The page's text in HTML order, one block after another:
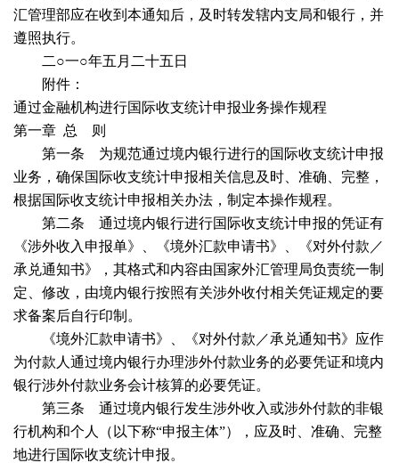
汇管理部应在收到本通知后，及时转发辖内支局和银行，并
遵照执行。
二○一○年五月二十五日
附件：
通过金融机构进行国际收支统计申报业务操作规程
第一章 总
则
第一条 为规范通过境内银行进行的国际收支统计申报
业务，确保国际收支统计申报相关信息及时、准确、完整，
根据国际收支统计申报相关办法，制定本操作规程。
第二条 通过境内银行进行国际收支统计申报的凭证有
《涉外收入申报单》、《境外汇款申请书》、《对外付款／
承兑通知书》，其格式和内容由国家外汇管理局负责统一制
定、修改，由境内银行按照有关涉外收付相关凭证规定的要
求备案后自行印制。
《境外汇款申请书》、《对外付款／承兑通知书》应作
为付款人通过境内银行办理涉外付款业务的必要凭证和境内
银行涉外付款业务会计核算的必要凭证。
第三条 通过境内银行发生涉外收入或涉外付款的非银
行机构和个人（以下称“申报主体”），应及时、准确、完整
地进行国际收支统计申报。